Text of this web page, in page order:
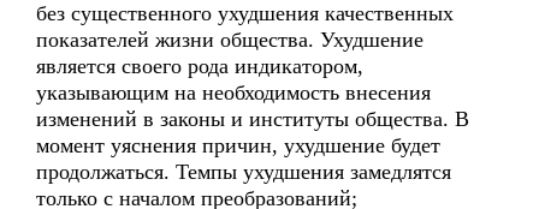
без существенного ухудшения качественных
показателей жизни общества. Ухудшение
является своего рода индикатором,
указывающим на необходимость внесения
изменений в законы и институты общества. В
момент уяснения причин, ухудшение будет
продолжаться. Темпы ухудшения замедлятся
только с началом преобразований;